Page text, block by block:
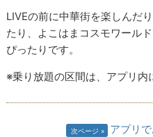
LIVEの前に中華街を楽しんだ
たり、よこはまコスモワール
ぴったりです。
※乗り放題の区間は、アプリ内
次ページ アプリ